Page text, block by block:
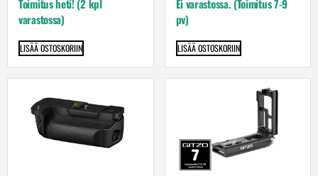
Toimitus heti! (2 kpl
varastossa)
LISÄÄ OSTOSKORIIN
Ei varastossa. (Toimitus 7-9
pv)
LISÄÄ OSTOSKORIIN